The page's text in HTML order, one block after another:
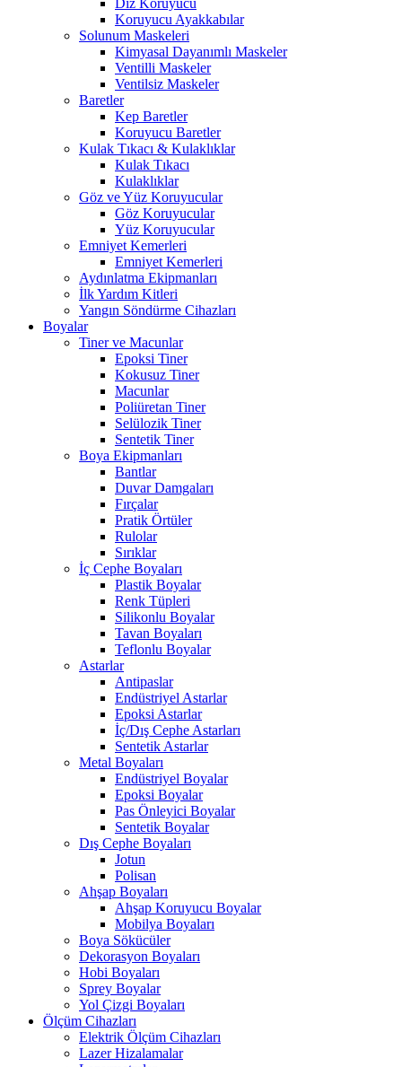
Diz Koruyucu
Koruyucu Ayakkabılar
Solunum Maskeleri
Kimyasal Dayanımlı Maskeler
Ventilli Maskeler
Ventilsiz Maskeler
Baretler
Kep Baretler
Koruyucu Baretler
Kulak Tıkacı & Kulaklıklar
Kulak Tıkacı
Kulaklıklar
Göz ve Yüz Koruyucular
Göz Koruyucular
Yüz Koruyucular
Emniyet Kemerleri
Emniyet Kemerleri
Aydınlatma Ekipmanları
İlk Yardım Kitleri
Yangın Söndürme Cihazları
Boyalar
Tiner ve Macunlar
Epoksi Tiner
Kokusuz Tiner
Macunlar
Poliüretan Tiner
Selülozik Tiner
Sentetik Tiner
Boya Ekipmanları
Bantlar
Duvar Damgaları
Fırçalar
Pratik Örtüler
Rulolar
Sırıklar
İç Cephe Boyaları
Plastik Boyalar
Renk Tüpleri
Silikonlu Boyalar
Tavan Boyaları
Teflonlu Boyalar
Astarlar
Antipaslar
Endüstriyel Astarlar
Epoksi Astarlar
İç/Dış Cephe Astarları
Sentetik Astarlar
Metal Boyaları
Endüstriyel Boyalar
Epoksi Boyalar
Pas Önleyici Boyalar
Sentetik Boyalar
Dış Cephe Boyaları
Jotun
Polisan
Ahşap Boyaları
Ahşap Koruyucu Boyalar
Mobilya Boyaları
Boya Sökücüler
Dekorasyon Boyaları
Hobi Boyaları
Sprey Boyalar
Yol Çizgi Boyaları
Ölçüm Cihazları
Elektrik Ölçüm Cihazları
Lazer Hizalamalar